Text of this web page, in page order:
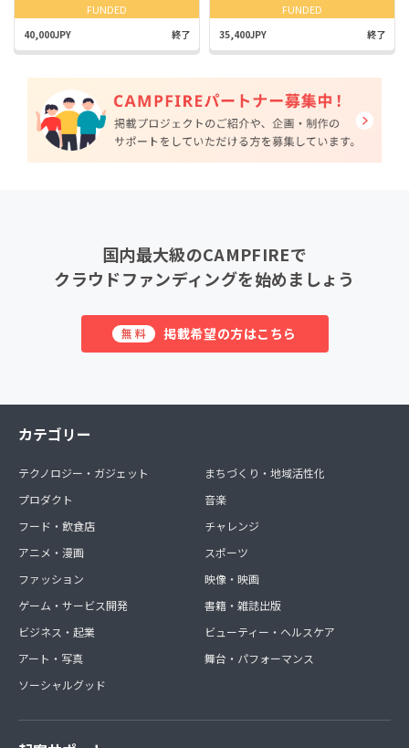
FUNDED
40,000JPY 終了
FUNDED
35,400JPY 終了
国内最大級のCAMPFIREで
クラウドファンディングを始めましょう
無料 掲載希望の方はこちら
カテゴリー
テクノロジー・ガジェット
プロダクト
フード・飲食店
アニメ・漫画
ファッション
ゲーム・サービス開発
ビジネス・起業
アート・写真
ソーシャルグッド
まちづくり・地域活性化
音楽
チャレンジ
スポーツ
映像・映画
書籍・雑誌出版
ビューティー・ヘルスケア
舞台・パフォーマンス